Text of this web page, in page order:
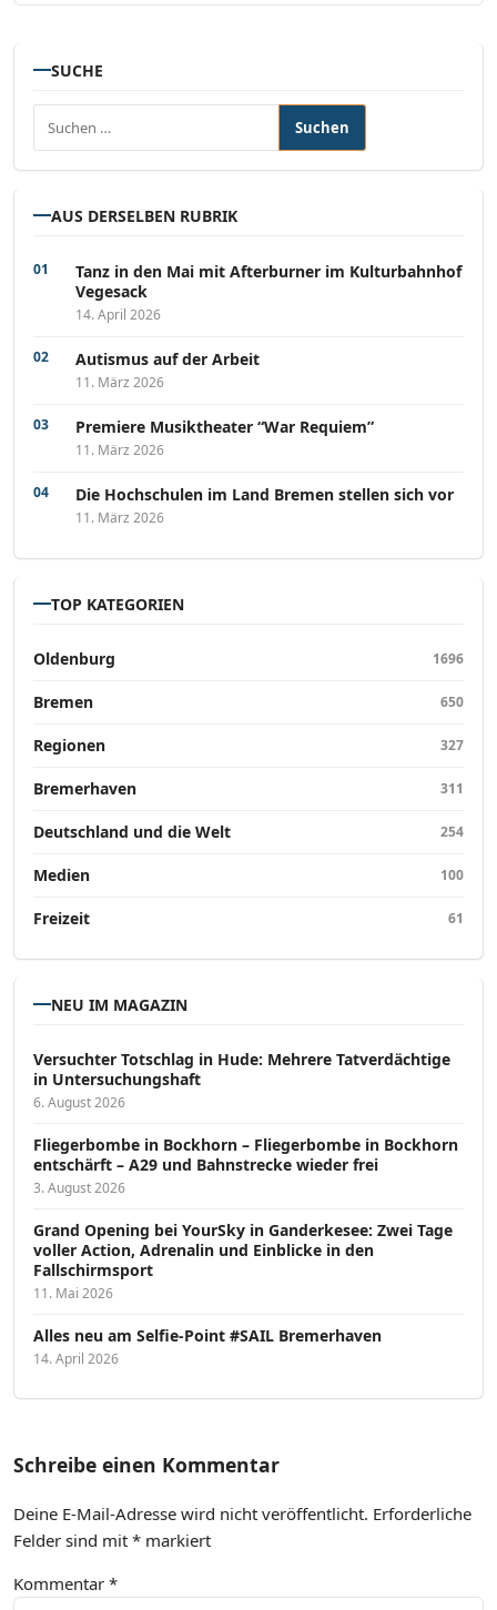
SUCHE
AUS DERSELBEN RUBRIK
Tanz in den Mai mit Afterburner im Kulturbahnhof
Vegesack
14. April 2026
Autismus auf der Arbeit
11. März 2026
Premiere Musiktheater “War Requiem”
11. März 2026
Die Hochschulen im Land Bremen stellen sich vor
11. März 2026
TOP KATEGORIEN
Oldenburg 1696
Bremen 650
Regionen 327
Bremerhaven 311
Deutschland und die Welt 254
Medien 100
Freizeit 61
NEU IM MAGAZIN
Versucht­er Totschlag in Hude: Mehrere Tatverdächtige
in Untersuchungshaft
6. August 2026
Fliegerbombe in Bockhorn – Fliegerbombe in Bockhorn
entschärft – A29 und Bahnstrecke wieder frei
3. August 2026
Grand Opening bei YourSky in Ganderkesee: Zwei Tage
voller Action, Adrenalin und Einblicke in den
Fallschirmsport
11. Mai 2026
Alles neu am Selfie-Point #SAIL Bremerhaven
14. April 2026
Schreibe einen Kommentar
Deine E-Mail-Adresse wird nicht veröffentlicht. Erforderliche
Felder sind mit * markiert
Kommentar *